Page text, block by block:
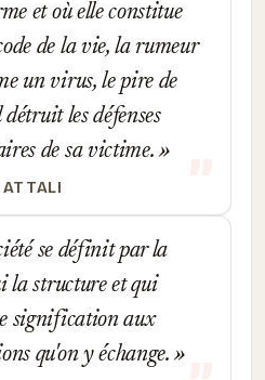
et où elle constitue
de la vie, la rumeur
un virus, le pire de
les défenses
de sa victime.
se définit par la
la structure et qui
signification aux
qu'on y échange.